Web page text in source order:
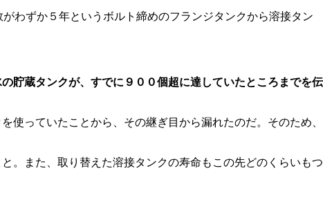
わずか５年というボルト締めのフランジタンクから溶接タン
貯蔵タンクが、すでに９００個超に達していたところまでを伝
使っていたことから、その継ぎ目から漏れたのだ。そのため、
。また、取り替えた溶接タンクの寿命もこの先どのくらいもつ